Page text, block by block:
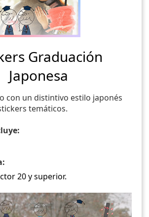
Graduación
Japonesa
con un distintivo estilo japonés
temáticos.
20 y superior.